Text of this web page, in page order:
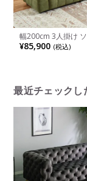
幅200cm 3人掛け
ァブリック キルティ
ケットコイル 3人 ソ
¥85,900 (税込)
最近チェックし